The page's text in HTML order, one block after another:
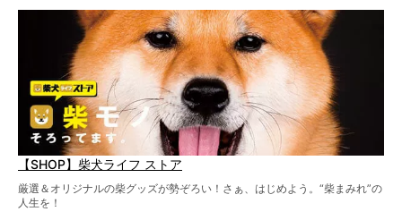
【SHOP】柴犬ライフ ストア
厳選＆オリジナルの柴グッズが勢ぞろい！さぁ、はじめよう。“柴まみれ”の
人生を！